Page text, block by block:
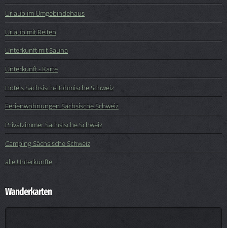
Urlaub im Umgebindehaus
Urlaub mit Reiten
Unterkunft mit Sauna
Unterkunft - Karte
Hotels Sächsisch-Böhmische Schweiz
Ferienwohnungen Sächsische Schweiz
Privatzimmer Sächsische Schweiz
Camping Sächsische Schweiz
alle Unterkünfte
Wanderkarten